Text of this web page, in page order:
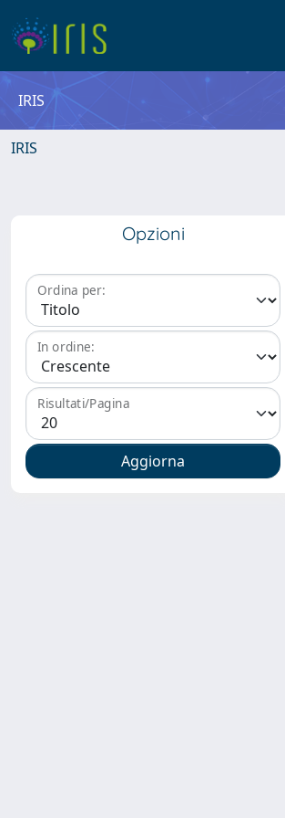
IRIS
IRIS
Opzioni
Ordina per:
In ordine:
Risultati/Pagina